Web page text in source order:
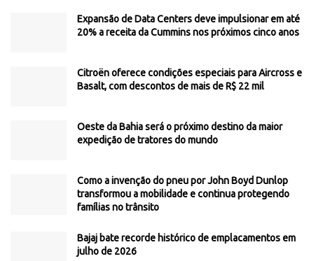
Expansão de Data Centers deve impulsionar em até
20% a receita da Cummins nos próximos cinco anos
Citroën oferece condições especiais para Aircross e
Basalt, com descontos de mais de R$ 22 mil
Oeste da Bahia será o próximo destino da maior
expedição de tratores do mundo
Como a invenção do pneu por John Boyd Dunlop
transformou a mobilidade e continua protegendo
famílias no trânsito
Bajaj bate recorde histórico de emplacamentos em
julho de 2026